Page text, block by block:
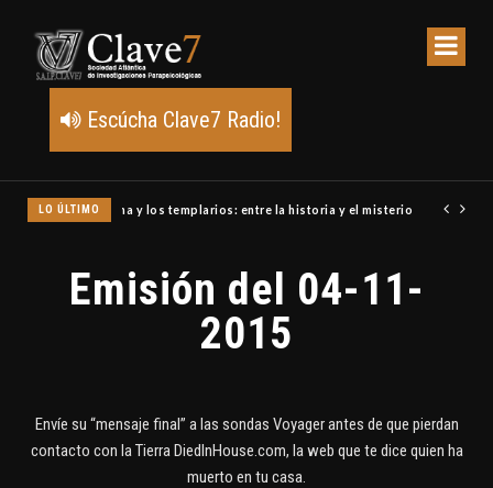
Escúcha Clave7 Radio!
LO ÚLTIMO Un meteoro explota sobre Estados Unidos y abre la pista
Emisión del 04-11-
2015
Envíe su “mensaje final” a las sondas Voyager antes de que pierdan
contacto con la Tierra DiedInHouse.com, la web que te dice quien ha
muerto en tu casa.